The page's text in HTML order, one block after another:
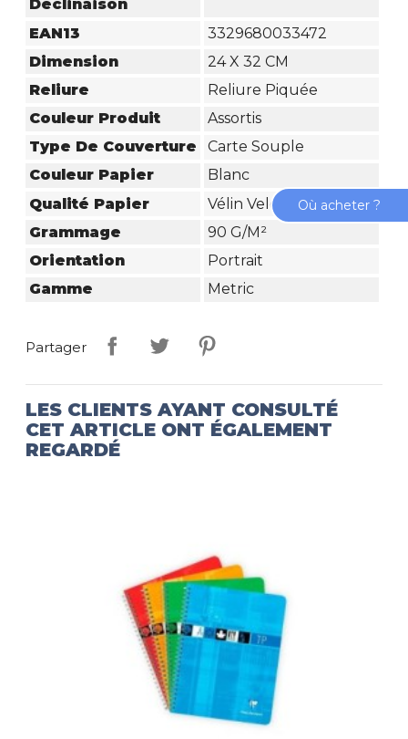
Déclinaison
EAN13
3329680033472
Dimension
24 X 32 CM
Reliure
Reliure Piquée
Couleur Produit
Assortis
Type De Couverture
Carte Souple
Couleur Papier
Blanc
Qualité Papier
Vélin Velouté
Grammage
90 G/m²
Orientation
Portrait
Gamme
Metric
Partager
LES CLIENTS AYANT CONSULTÉ
CET ARTICLE ONT ÉGALEMENT
REGARDÉ
Où acheter ?